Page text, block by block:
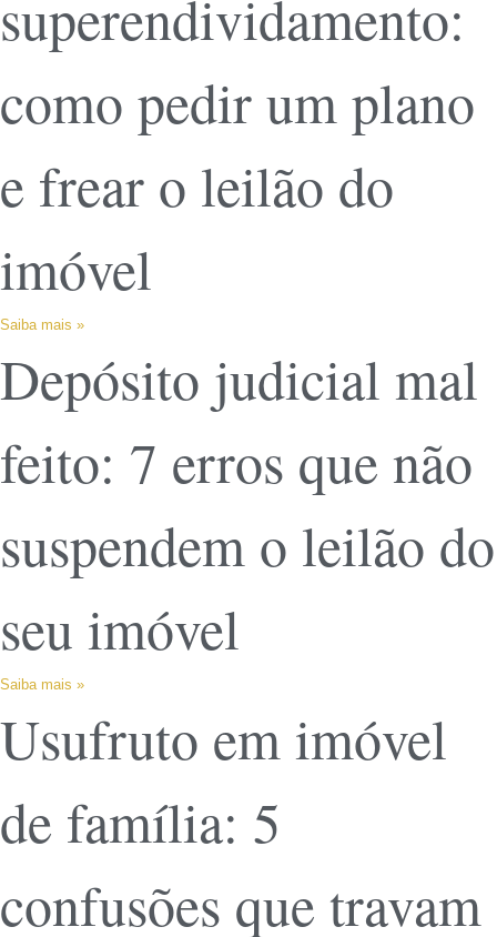
superendividamento:
como pedir um plano
e frear o leilão do
imóvel
Saiba mais »
Depósito judicial mal
feito: 7 erros que não
suspendem o leilão do
seu imóvel
Saiba mais »
Usufruto em imóvel
de família: 5
confusões que travam